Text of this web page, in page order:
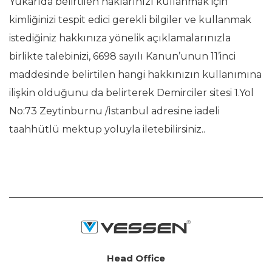
kimliğinizi tespit edici gerekli bilgiler ve kullanmak
istediğiniz hakkınıza yönelik açıklamalarınızla
birlikte talebinizi, 6698 sayılı Kanun’unun 11’inci
maddesinde belirtilen hangi hakkınızın kullanımına
ilişkin olduğunu da belirterek Demirciler sitesi 1.Yol
No:73 Zeytinburnu /İstanbul adresine iadeli
taahhütlü mektup yoluyla iletebilirsiniz..
Head Office